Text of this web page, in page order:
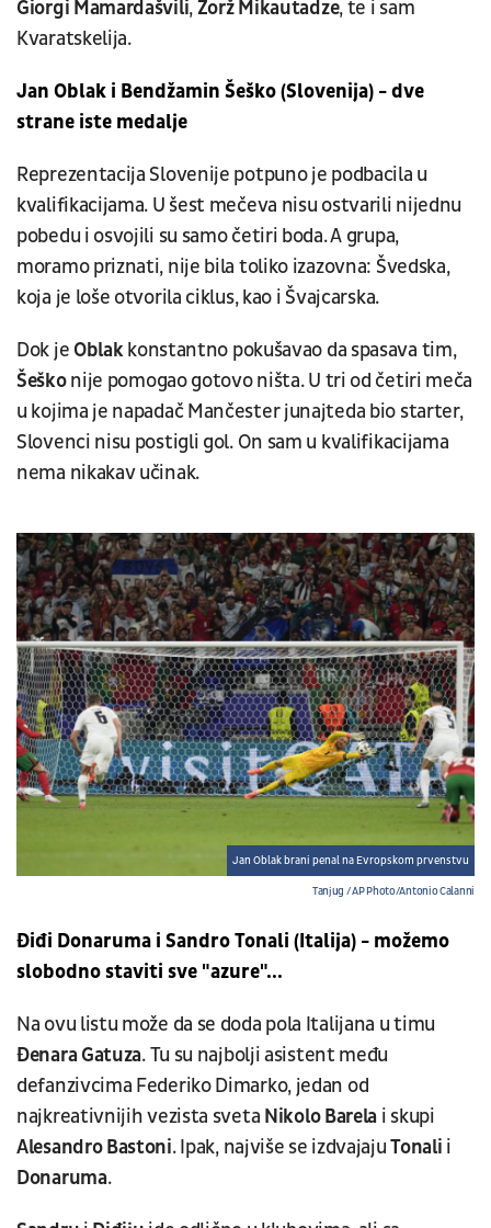
Giorgi Mamardašvili,Žorž Mikautadze, te i sam
Kvaratskelija.
Jan Oblak i Bendžamin Šeško (Slovenija) - dve
strane iste medalje
Reprezentacija Slovenije potpuno je podbacila u
kvalifikacijama. U šest mečeva nisu ostvarili nijednu
pobedu i osvojili su samo četiri boda. A grupa,
moramo priznati, nije bila toliko izazovna: Švedska,
koja je loše otvorila ciklus, kao i Švajcarska.
Dok jeOblakkonstantno pokušavao da spasava tim,
Šeškonije pomogao gotovo ništa. U tri od četiri meča
u kojima je napadač Mančester junajteda bio starter,
Slovenci nisu postigli gol. On sam u kvalifikacijama
nema nikakav učinak.
Tanjug / AP Photo/Antonio Calanni
Jan Oblak brani penal na Evropskom prvenstvu
Điđi Donaruma i Sandro Tonali (Italija) - možemo
slobodno staviti sve "azure"...
Na ovu listu može da se doda pola Italijana u timu
Đenara Gatuza. Tu su najbolji asistent među
defanzivcima Federiko Dimarko, jedan od
najkreativnijih vezista sveta Nikolo Barela i skupi
Alesandro Bastoni. Ipak, najviše se izdvajajuTonali i
Donaruma.